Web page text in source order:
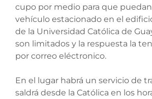
cupo por medio para que
vehículo estacionado en el
de la Universidad Católica de
son limitados y la respuesta la
por correo eléctronico.
En el lugar habrá un servicio de
saldrá desde la Católica en los